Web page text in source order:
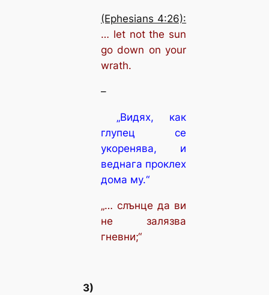
(Ephesians 4:26):
… let not the sun
go down on your
wrath.
–
„Видях, как
глупец се
укоренява, и
веднага проклех
дома му.“
„… слънце да ви
не залязва
гневни;“
3)